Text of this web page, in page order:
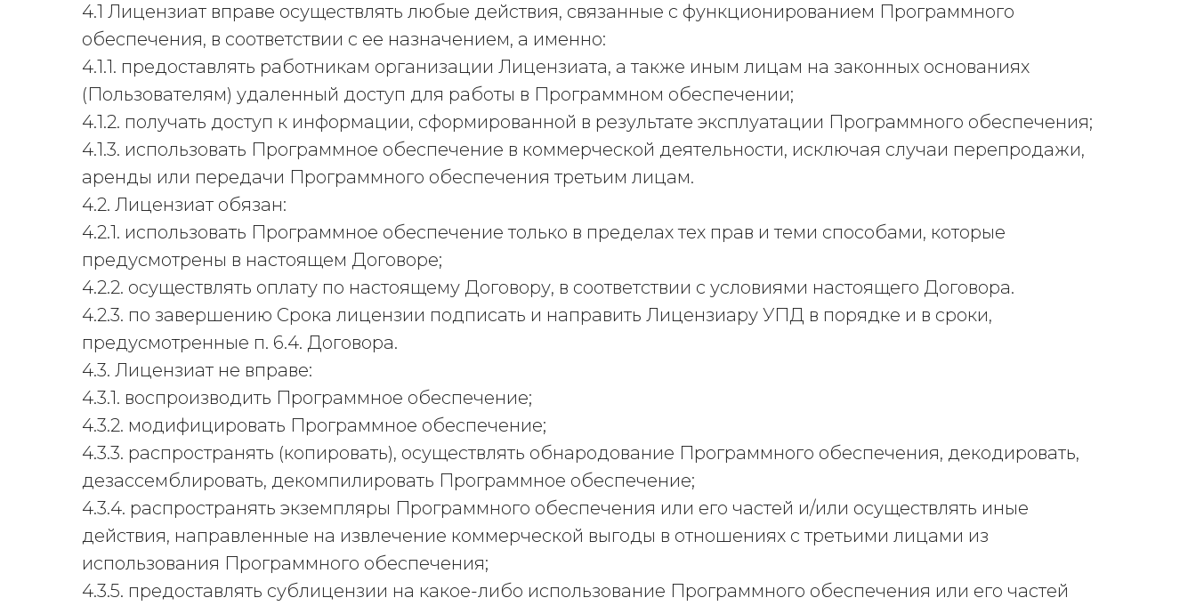
4.1 Лицензиат вправе осуществлять любые действия, связанные с функционированием Программного
обеспечения, в соответствии с ее назначением, а именно:
4.1.1. предоставлять работникам организации Лицензиата, а также иным лицам на законных основаниях
(Пользователям) удаленный доступ для работы в Программном обеспечении;
4.1.2. получать доступ к информации, сформированной в результате эксплуатации Программного обеспечения;
4.1.3. использовать Программное обеспечение в коммерческой деятельности, исключая случаи перепродажи,
аренды или передачи Программного обеспечения третьим лицам.
4.2. Лицензиат обязан:
4.2.1. использовать Программное обеспечение только в пределах тех прав и теми способами, которые
предусмотрены в настоящем Договоре;
4.2.2. осуществлять оплату по настоящему Договору, в соответствии с условиями настоящего Договора.
4.2.3. по завершению Срока лицензии подписать и направить Лицензиару УПД в порядке и в сроки,
предусмотренные п. 6.4. Договора.
4.3. Лицензиат не вправе:
4.3.1. воспроизводить Программное обеспечение;
4.3.2. модифицировать Программное обеспечение;
4.3.3. распространять (копировать), осуществлять обнародование Программного обеспечения, декодировать,
дезассемблировать, декомпилировать Программное обеспечение;
4.3.4. распространять экземпляры Программного обеспечения или его частей и/или осуществлять иные
действия, направленные на извлечение коммерческой выгоды в отношениях с третьими лицами из
использования Программного обеспечения;
4.3.5. предоставлять сублицензии на какое-либо использование Программного обеспечения или его частей